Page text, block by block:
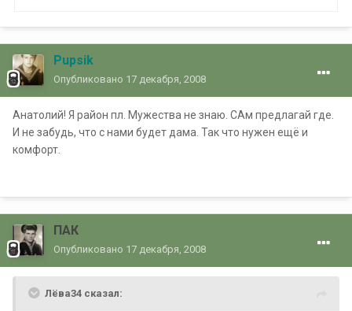
Pupsik
Опубликовано 17 декабря, 2008
Анатолий! Я район пл. Мужества не знаю. САм предлагай где.
И не забудь, что с нами будет дама. Так что нужен ещё и
комфорт.
ПАК
Опубликовано 17 декабря, 2008
Лёва34 сказал: